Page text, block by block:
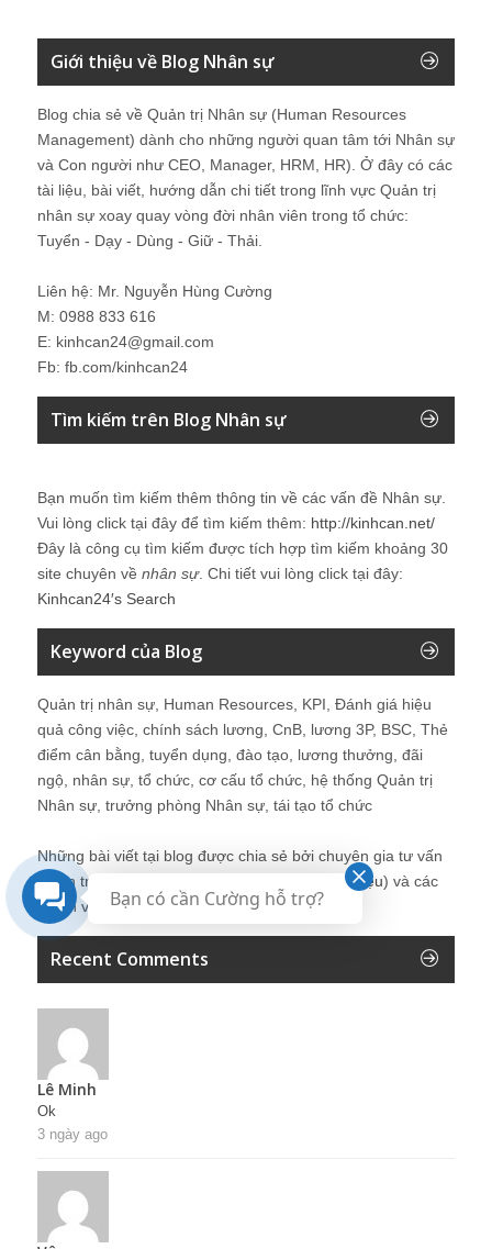
Giới thiệu về Blog Nhân sự
Blog chia sẻ về Quản trị Nhân sự (Human Resources
Management) dành cho những người quan tâm tới Nhân sự
và Con người như CEO, Manager, HRM, HR). Ở đây có các
tài liệu, bài viết, hướng dẫn chi tiết trong lĩnh vực Quản trị
nhân sự xoay quay vòng đời nhân viên trong tổ chức:
Tuyển - Dạy - Dùng - Giữ - Thải.
Liên hệ: Mr. Nguyễn Hùng Cường
M: 0988 833 616
E: kinhcan24@gmail.com
Fb: fb.com/kinhcan24
Tìm kiếm trên Blog Nhân sự
Bạn muốn tìm kiếm thêm thông tin về các vấn đề Nhân sự
Vui lòng click tại đây để tìm kiếm thêm: http://kinhcan.net/
Đây là công cụ tìm kiếm được tích hợp tìm kiếm khoảng 30
site chuyên về nhân sự. Chi tiết vui lòng click tại đây:
Kinhcan24′s Search
Keyword của Blog
Quản trị nhân sự, Human Resources, KPI, Đánh giá hiệu
quả công việc, chính sách lương, CnB, lương 3P, BSC, Thẻ
điểm cân bằng, tuyển dụng, đào tạo, lương thưởng, đãi
ngộ, nhân sự, tổ chức, cơ cấu tổ chức, hệ thống Quản trị
Nhân sự, trưởng phòng Nhân sự, tái tạo tổ chức
Những bài viết tại blog được chia sẻ bởi chuyên gia tư vấn
Quản trị Nhân sự Nguyễn Hùng Cường (
giới thiệu) và các
thành viên khác trong cộng đồng Nhân sự.
Recent Comments
Lê Minh
Ok
3 ngày ago
Bạn có cần Cường hỗ trợ?